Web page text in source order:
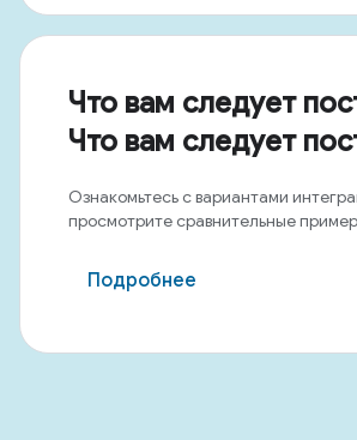
Что вам следует
Что вам следует
Ознакомьтесь с вариантами
просмотрите сравнительные
Подробнее